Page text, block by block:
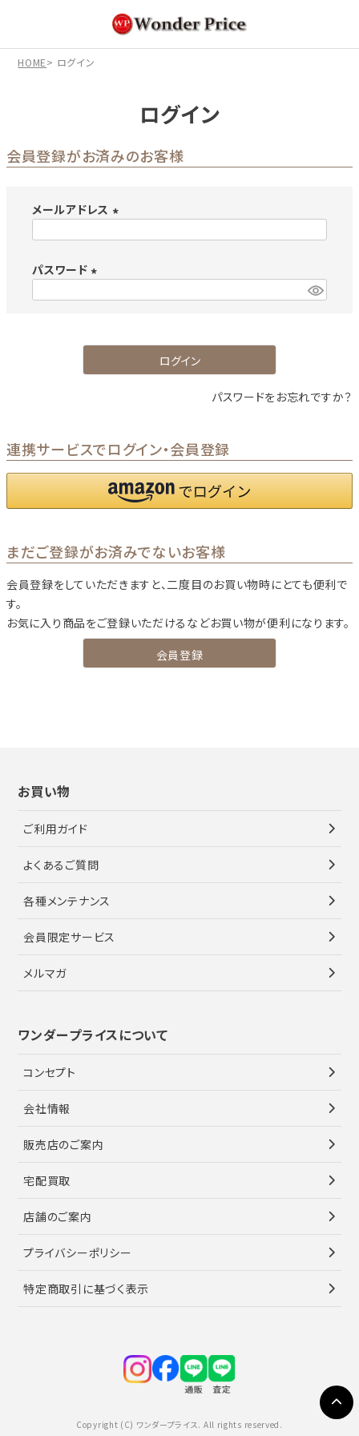
HOME ログイン
ログイン
会員登録がお済みのお客様
メールアドレス
(
パスワード
(
ログイン
パスワードをお忘れですか？
連携サービスでログイン・会員登録
まだご登録がお済みでないお客様
会員登録をしていただきますと、二度目のお買い物時にとても便利で
す。
お気に入り商品をご登録いただけるなどお買い物が便利になります。
会員登録
お買い物
ご利用ガイド
よくあるご質問
各種メンテナンス
会員限定サービス
メルマガ
ワンダープライスについて
コンセプト
会社情報
販売店のご案内
宅配買取
店舗のご案内
プライバシーポリシー
特定商取引に基づく表示
Copyright (C) ワンダープライス. All rights reserved.